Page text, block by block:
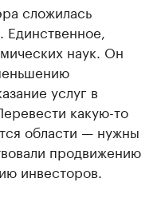
сложилась
наук. Он
услуг в
какую-то
области — нужны
продвижению
инвесторов.